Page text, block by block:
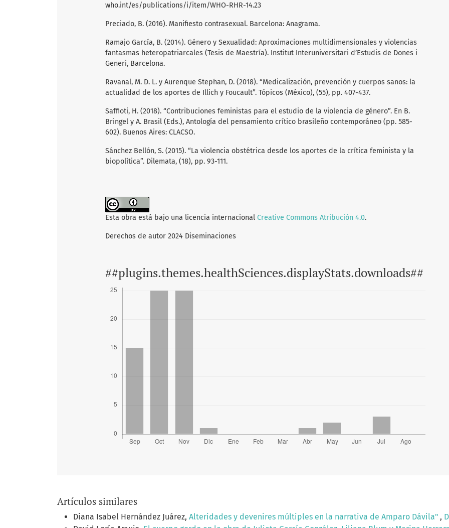
who.int/es/publications/i/item/WHO-RHR-14.23
Preciado, B. (2016). Manifiesto contrasexual. Barcelona: Anagrama.
Ramajo García, B. (2014). Género y Sexualidad: Aproximaciones multidimensionales y violencias
fantasmas heteropatriarcales (Tesis de Maestría). Institut Interuniversitari d’Estudis de Dones i
Generi, Barcelona.
Ravanal, M. D. L. y Aurenque Stephan, D. (2018). “Medicalización, prevención y cuerpos sanos: la
actualidad de los aportes de Illich y Foucault”. Tópicos (México), (55), pp. 407-437.
Saffioti, H. (2018). “Contribuciones feministas para el estudio de la violencia de género”. En B.
Bringel y A. Brasil (Eds.), Antología del pensamiento crítico brasileño contemporáneo (pp. 585-
602). Buenos Aires: CLACSO.
Sánchez Bellón, S. (2015). “La violencia obstétrica desde los aportes de la crítica feminista y la
biopolítica”. Dilemata, (18), pp. 93-111.
Esta obra está bajo una licencia internacional Creative Commons Atribución 4.0.
Derechos de autor 2024 Diseminaciones
##plugins.themes.healthSciences.displayStats.downloads##
Artículos similares
Diana Isabel Hernández Juárez, Alteridades y devenires múltiples en la narrativa de Amparo Dávila" ,